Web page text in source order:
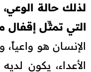
لذلك حالة الوعي،
التي تمثِّل إقفال
الإنسان هو
الأعداء، يكون